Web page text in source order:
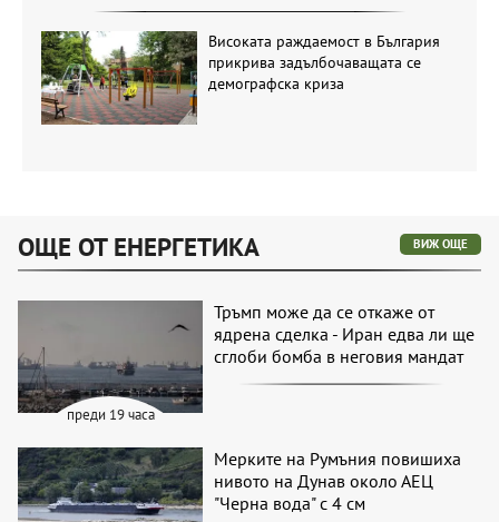
Високата раждаемост в България
прикрива задълбочаващата се
демографска криза
ОЩЕ ОТ ЕНЕРГЕТИКА ВИЖ ОЩЕ
преди 19 часа
Тръмп може да се откаже от
ядрена сделка - Иран едва ли ще
сглоби бомба в неговия мандат
Мерките на Румъния повишиха
нивото на Дунав около АЕЦ
"Черна вода" с 4 см